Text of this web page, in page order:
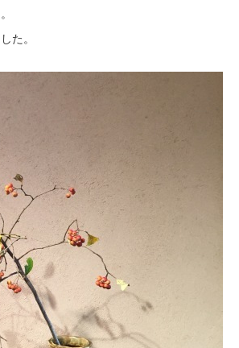
た。